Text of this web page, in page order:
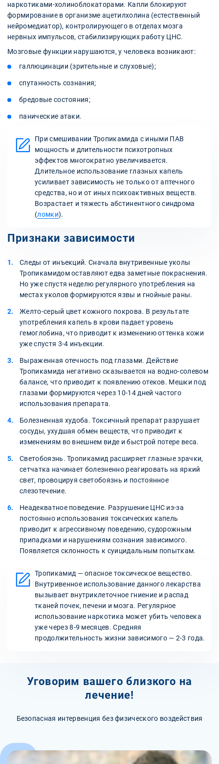
наркотиками-холиноблокаторами. Капли блокируют
формирование в организме ацетилхолина (естественный
нейромедиатор), контролирующего в отделах мозга
нервных импульсов, стабилизирующих работу ЦНС.
Мозговые функции нарушаются, у человека возникают:
галлюцинации (зрительные и слуховые);
спутанность сознания;
бредовые состояния;
панические атаки.
При смешивании Тропикамида с иными ПАВ
мощность и длительности психотропных
эффектов многократно увеличивается.
Длительное использование глазных капель
усиливает зависимость не только от аптечного
средства, но и от иных психоактивных веществ.
Возрастает и тяжесть абстинентного синдрома
(ломки).
Признаки зависимости
Следы от инъекций. Сначала внутривенные уколы
Тропикамидом оставляют едва заметные покраснения.
Но уже спустя неделю регулярного употребления на
местах уколов формируются язвы и гнойные раны.
Желто-серый цвет кожного покрова. В результате
употребления капель в крови падает уровень
гемоглобина, что приводит к изменению оттенка кожи
уже спустя 3-4 инъекции.
Выраженная отечность под глазами. Действие
Тропикамида негативно сказывается на водно-солевом
балансе, что приводит к появлению отеков. Мешки под
глазами формируются через 10-14 дней частого
использования препарата.
Болезненная худоба. Токсичный препарат разрушает
сосуды, ухудшая обмен веществ, что приводит к
изменениям во внешнем виде и быстрой потере веса.
Светобоязнь. Тропикамид расширяет глазные зрачки,
сетчатка начинает болезненно реагировать на яркий
свет, провоцируя светобоязнь и постоянное
слезотечение.
Неадекватное поведение. Разрушение ЦНС из-за
постоянно использования токсических капель
приводит к агрессивному поведению, судорожным
припадками и нарушениям сознания зависимого.
Появляется склонность к суицидальным попыткам.
Тропикамид — опасное токсическое вещество.
Внутривенное использование данного лекарства
вызывает внутриклеточное гниение и распад
тканей почек, печени и мозга. Регулярное
использование наркотика может убить человека
уже через 8-9 месяцев. Средняя
продолжительность жизни зависимого — 2-3 года.
Уговорим вашего близкого на
лечение!
Безопасная интервенция без физического воздействия